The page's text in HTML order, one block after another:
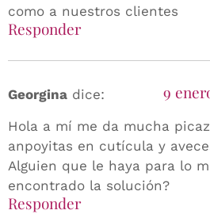
como a nuestros clientes
Responder
Georgina dice: 9
Hola a mí me da mucha
anpoyitas en cutícula y
Alguien que le haya para lo
encontrado la solución?
Responder